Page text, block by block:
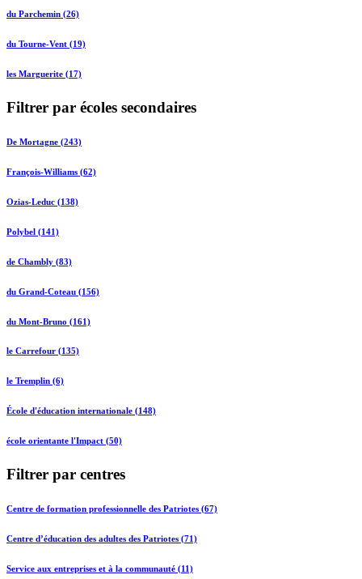
du Parchemin (26)
du Tourne-Vent (19)
les Marguerite (17)
Filtrer par écoles secondaires
De Mortagne (243)
François-Williams (62)
Ozias-Leduc (138)
Polybel (141)
de Chambly (83)
du Grand-Coteau (156)
du Mont-Bruno (161)
le Carrefour (135)
le Tremplin (6)
École d'éducation internationale (148)
école orientante l'Impact (50)
Filtrer par centres
Centre de formation professionnelle des Patriotes (67)
Centre d’éducation des adultes des Patriotes (71)
Service aux entreprises et à la communauté (11)